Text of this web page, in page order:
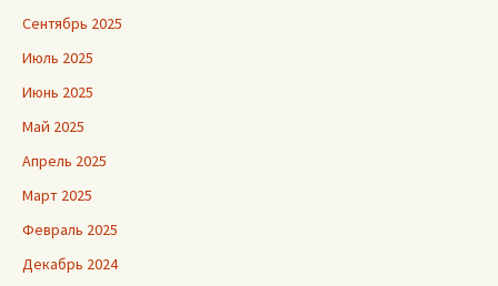
Сентябрь 2025
Июль 2025
Июнь 2025
Май 2025
Апрель 2025
Март 2025
Февраль 2025
Декабрь 2024